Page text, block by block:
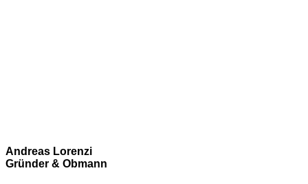
Andreas Lorenzi
Gründer & Obmann